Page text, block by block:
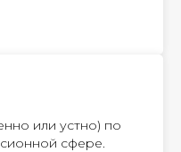
или устно) по
сфере.